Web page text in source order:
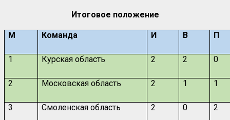
Итоговое положение
М Команда И В П
1 Курская область 2 2 0
2 Московская область 2 1 1
3 Смоленская область 2 0 2